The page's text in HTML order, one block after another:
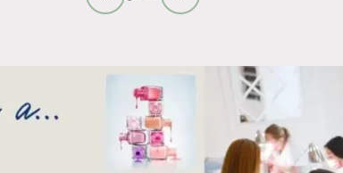
EN
UÑAS:
QUÉ
SIGNIFICAN
REALMENTE